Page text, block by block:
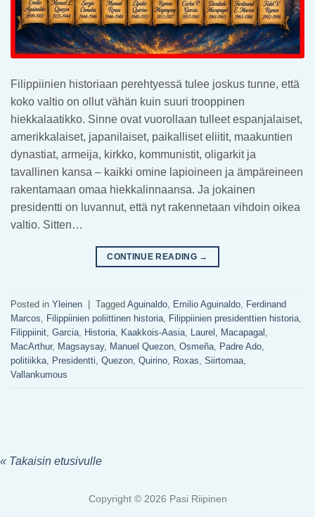
Filippiinien historiaan perehtyessä tulee joskus tunne, että
koko valtio on ollut vähän kuin suuri trooppinen
hiekkalaatikko. Sinne ovat vuorollaan tulleet espanjalaiset,
amerikkalaiset, japanilaiset, paikalliset eliitit, maakuntien
dynastiat, armeija, kirkko, kommunistit, oligarkit ja
tavallinen kansa – kaikki omine lapioineen ja ämpäreineen
rakentamaan omaa hiekkalinnaansa. Ja jokainen
presidentti on luvannut, että nyt rakennetaan vihdoin oikea
valtio. Sitten…
CONTINUE READING →
Posted in Yleinen Tagged Aguinaldo Emilio Aguinaldo
Ferdinand
Marcos
Filippiinien poliittinen historia Filippiinien presidenttien historia
Filippiinit Garcia Historia Kaakkois-Aasia Laurel Macapagal
MacArthur, Magsaysay, Manuel Quezon Osmeña Padre Ado
politiikka
Presidentti Quezon Quirino Roxas Siirtomaa
Vallankumous
« Takaisin etusivulle
Copyright © 2026 Pasi Riipinen